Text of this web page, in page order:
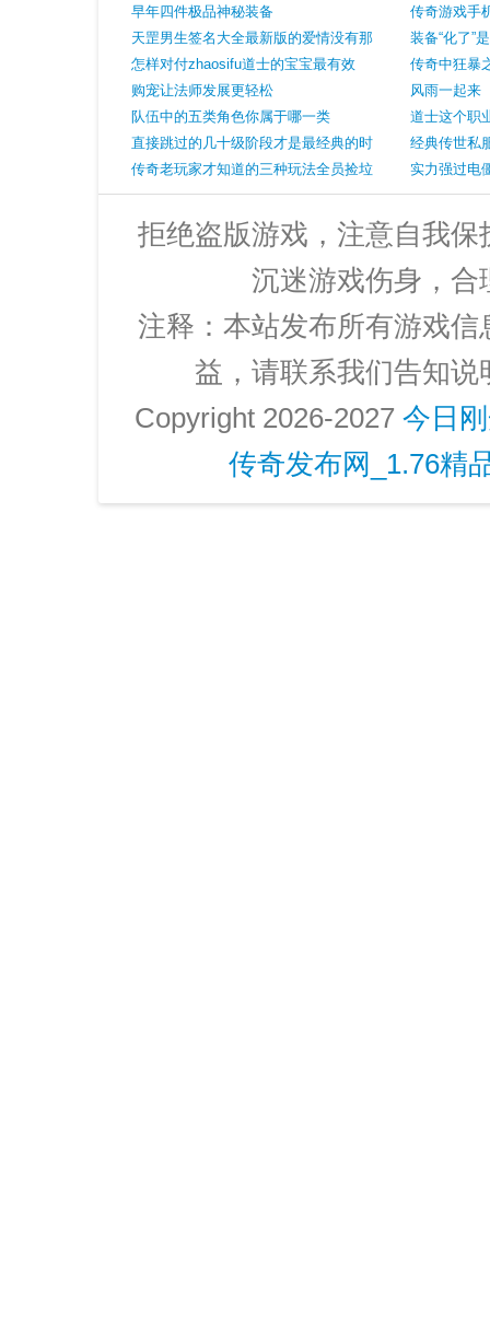
早年四件极品神秘装备
天罡男生签名大全最新版的爱情没有那
么多借口
怎样对付zhaosifu道士的宝宝最有效
购宠让法师发展更轻松
队伍中的五类角色你属于哪一类
直接跳过的几十级阶段才是最经典的时
光
传奇老玩家才知道的三种玩法全员捡垃
圾组队石墓烧猪
品赤月套人
传奇游戏手
装备“化了”
传奇中狂暴
风雨一起来
道士这个职
经典传世私
第一个公认
实力强过电
拒绝盗版游戏，注意自我
沉迷游戏伤身，合
注释：本站发布所有游戏
益，请联系我们告知
Copyright 2026-2027 今日
传奇发布网_1.76精